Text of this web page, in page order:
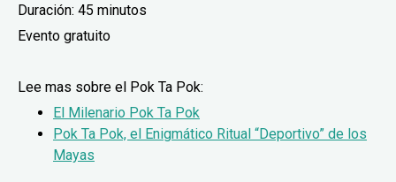
Duración: 45 minutos
Evento gratuito
Lee mas sobre el Pok Ta Pok:
El Milenario Pok Ta Pok
Pok Ta Pok, el Enigmático Ritual “Deportivo” de los
Mayas